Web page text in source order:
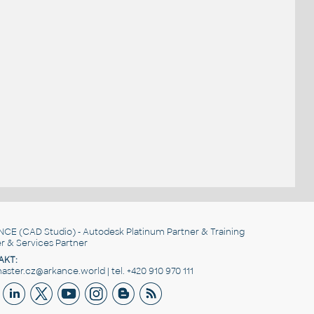
(CAD Studio) - Autodesk Platinum Partner & Training
& Services Partner
| tel. +420 910 970 111